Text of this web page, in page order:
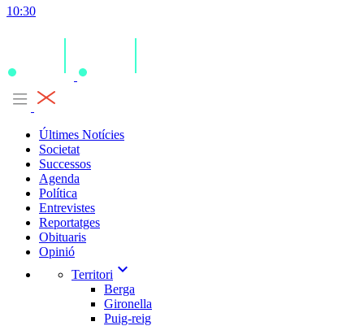
10:30
Últimes Notícies
Societat
Successos
Agenda
Política
Entrevistes
Reportatges
Obituaris
Opinió
Territori expand_more
Berga
Gironella
Puig-reig